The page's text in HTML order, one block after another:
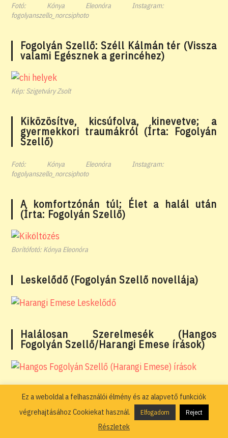
Fotó: Kónya Eleonóra Instagram:
fogolyanszello_norcsiphoto
Fogolyán Szellő: Széll Kálmán tér (Vissza
valami Egésznek a gerincéhez)
Kép: Szigetváry Zsolt
Kiközösítve, kicsúfolva, kinevetve; a
gyermekkori traumákról (Írta: Fogolyán
Szellő)
Fotó: Kónya Eleonóra Instagram:
fogolyanszello_norcsiphoto
A komfortzónán túl; Élet a halál után
(Írta: Fogolyán Szellő)
Borítófotó: Kónya Eleonóra
Leskelődő (Fogolyán Szellő novellája)
Halálosan Szerelmesék (Hangos
Fogolyán Szellő/Harangi Emese írások)
Általános Szerződési Feltételek – ÁSZF
Ez a weboldal a felhasználói élmény és az alapvető funkciók
végrehajtásához Cookiekat használ.
Elfogadom Reject
Részletek